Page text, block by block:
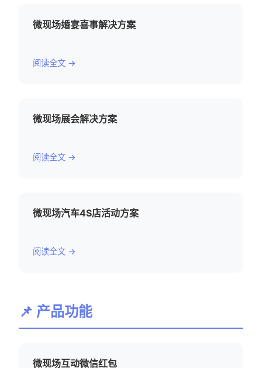
微现场婚宴喜事解决方案
阅读全文 →
微现场展会解决方案
阅读全文 →
微现场汽车4S店活动方案
阅读全文 →
📌 产品功能
微现场互动微信红包